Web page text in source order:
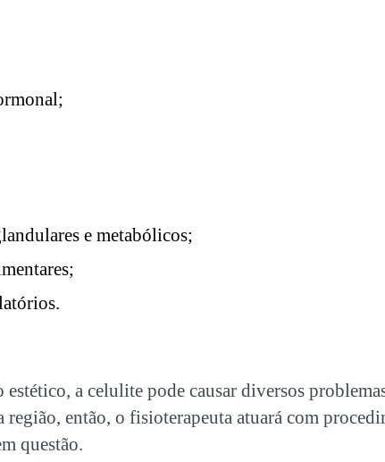
e metabólicos;
a celulite pode causar diversos
região, então, o fisioterapeuta atuará com
questão.